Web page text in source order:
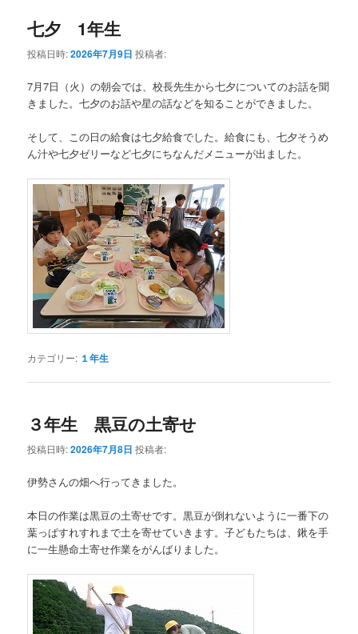
七夕 1年生
投稿日時:2026年7月9日 投稿者:
7月7日（火）の朝会では、校長先生から七夕についてのお話を聞
きました。七夕のお話や星の話などを知ることができました。
そして、この日の給食は七夕給食でした。給食にも、七夕そうめ
ん汁や七夕ゼリーなど七夕にちなんだメニューが出ました。
カテゴリー: １年生
３年生 黒豆の土寄せ
投稿日時:2026年7月8日 投稿者:
伊勢さんの畑へ行ってきました。
本日の作業は黒豆の土寄せです。黒豆が倒れないように一番下の
葉っぱすれすれまで土を寄せていきます。子どもたちは、鍬を手
に一生懸命土寄せ作業をがんばりました。